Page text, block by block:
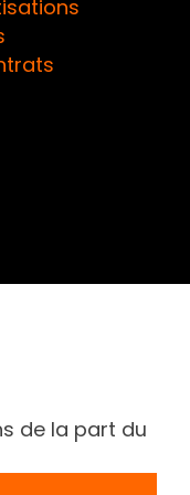
de la part du